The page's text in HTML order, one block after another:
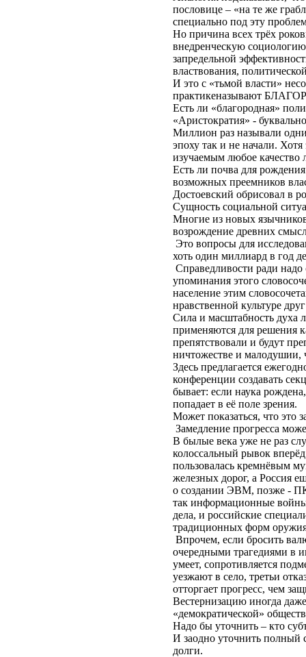
пословице – «на те же
специально под эту
Но причина всех трёх
внедренческую
запредельной
властвования,
И это с «тьмой власти»
практикеназывают
Есть ли «благородная»
«Аристократия» -
Миллион раз называли
эпоху так и не начали.
изучаемым любое качество
Есть ли почва для
возможных преемников
Достоевский обрисовал в
Сущность социальной
Многие из новых
возрождение древних
Это вопросы для
хоть один миллиард в год
Справедливости ради надо
упоминания этого
население этим
нравственной культуре
Сила и масштабность духа
применяются для решения
препятствовали и будут
ничтожестве и малодушии,
Здесь предлагается
конференции создавать
бывает: если наука
попадает в её поле зрения.
Может показаться, что это
Замедление прогресса
В былые века уже не раз
колоссальный рывок
пользовалась кремнёвым
железных дорог, а Россия
о создании ЭВМ, позже -
так информационные
дела, и российские
традиционных форм
Впрочем, если бросить
очередными трагедиями в
умеет, сопротивляется
уезжают в село, третьи
отторгает прогресс, чем
Вестернизацию иногда
«демократической»
Надо бы уточнить – кто
И заодно уточнить полный
долги.